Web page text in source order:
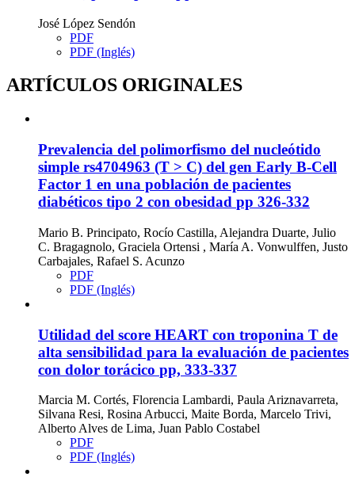
José López Sendón
PDF
PDF (Inglés)
ARTÍCULOS ORIGINALES
Prevalencia del polimorfismo del nucleótido
simple rs4704963 (T > C) del gen Early B-Cell
Factor 1 en una población de pacientes
diabéticos tipo 2 con obesidad pp 326-332
Mario B. Principato, Rocío Castilla, Alejandra Duarte, Julio
C. Bragagnolo, Graciela Ortensi , María A. Vonwulffen, Justo
Carbajales, Rafael S. Acunzo
PDF
PDF (Inglés)
Utilidad del score HEART con troponina T de
alta sensibilidad para la evaluación de pacientes
con dolor torácico pp, 333-337
Marcia M. Cortés, Florencia Lambardi, Paula Ariznavarreta,
Silvana Resi, Rosina Arbucci, Maite Borda, Marcelo Trivi,
Alberto Alves de Lima, Juan Pablo Costabel
PDF
PDF (Inglés)